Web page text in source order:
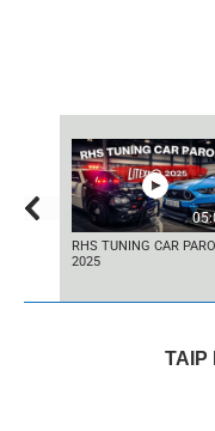
RHS TUNING CAR
2025
TAIP